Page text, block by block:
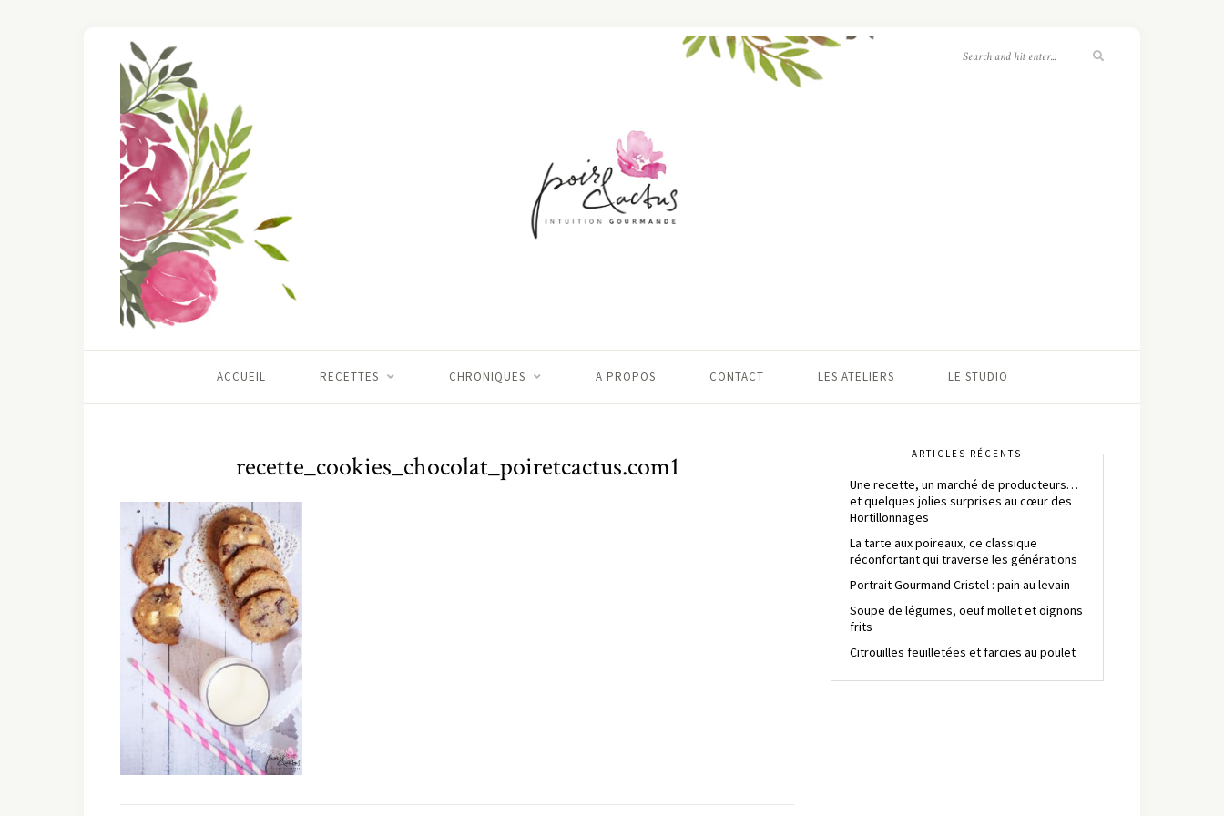
ACCUEIL RECETTES CHRONIQUES A PROPOS CONTACT LES ATELIERS LE STUDIO
recette_cookies_chocolat_poiretcactus.com1 ARTICLES RÉCENTS
Une recette, un marché de producteurs…
et quelques jolies surprises au cœur des
Hortillonnages
La tarte aux poireaux, ce classique
réconfortant qui traverse les générations
Portrait Gourmand Cristel : pain au levain
Soupe de légumes, oeuf mollet et oignons
frits
Citrouilles feuilletées et farcies au poulet